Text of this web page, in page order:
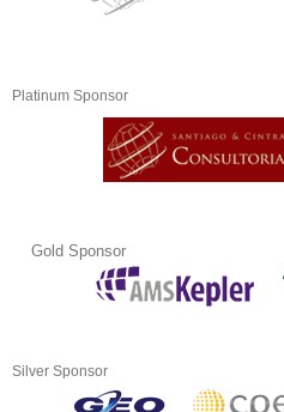
Platinum Sponsor
Gold Sponsor
Silver Sponsor